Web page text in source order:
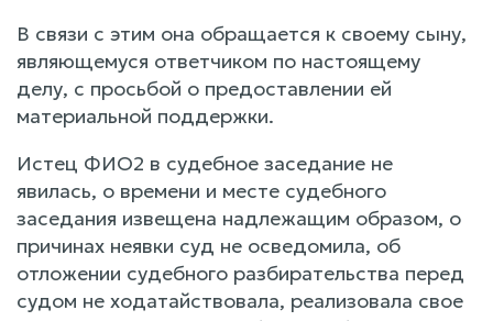
В связи с этим она обращается к своему сыну,
являющемуся ответчиком по настоящему
делу, с просьбой о предоставлении ей
материальной поддержки.
Истец ФИО2 в судебное заседание не
явилась, о времени и месте судебного
заседания извещена надлежащим образом, о
причинах неявки суд не осведомила, об
отложении судебного разбирательства перед
судом не ходатайствовала, реализовала свое